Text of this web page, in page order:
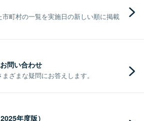
町村の一覧を実施日の新しい順に掲載
問い合わせ
ざまな疑問にお答えします。
年度版）